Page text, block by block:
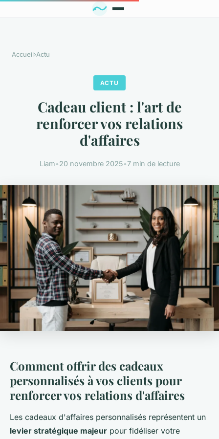
Accueil›Actu
ACTU
Cadeau client : l'art de
renforcer vos relations
d'affaires
Liam•20 novembre 2025•7 min de lecture
Comment offrir des cadeaux
personnalisés à vos clients pour
renforcer vos relations d'affaires
Les cadeaux d'affaires personnalisés représentent un
levier stratégique majeur pour fidéliser votre